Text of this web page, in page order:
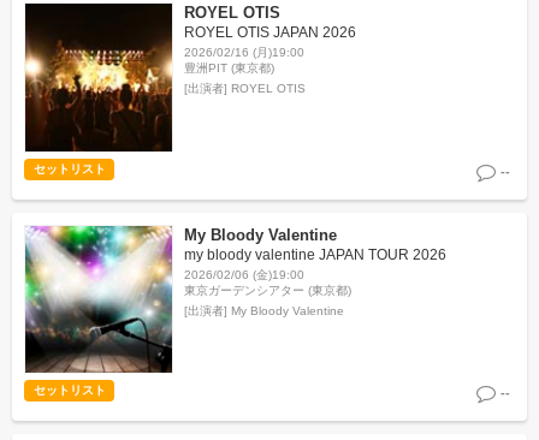
ROYEL OTIS
ROYEL OTIS JAPAN 2026
2026/02/16 (月)19:00
豊洲PIT (東京都)
[出演者]
ROYEL OTIS
セットリスト --
My Bloody Valentine
my bloody valentine JAPAN TOUR 2026
2026/02/06 (金)19:00
東京ガーデンシアター (東京都)
[出演者] My Bloody Valentine
セットリスト --